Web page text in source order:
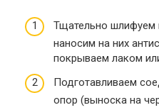
Тщательно шлифуем
наносим на них
покрываем лаком
Подготавливаем
опор (выноска на